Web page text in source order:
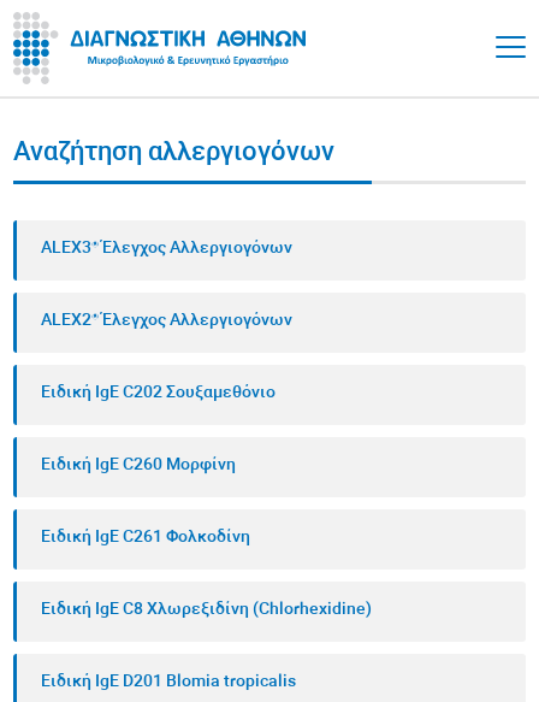
Αναζήτηση αλλεργιογόνων
ALEX3® Έλεγχος Αλλεργιογόνων
ALEX2® Έλεγχος Αλλεργιογόνων
Ειδική IgE C202 Σουξαμεθόνιο
Ειδική IgE C260 Μορφίνη
Ειδική IgE C261 Φολκοδίνη
Ειδική IgE C8 Χλωρεξιδίνη (Chlorhexidine)
Ειδική IgE D201 Blomia tropicalis